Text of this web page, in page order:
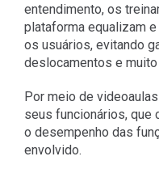
entendimento, os
plataforma equalizam
os usuários, evitando
deslocamentos e
Por meio de
seus funcionários, que
o desempenho das
envolvido.